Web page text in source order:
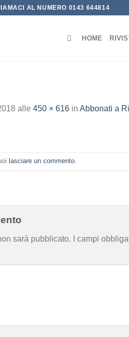
AL NUMERO 0143 644814
HOME
alle 450 × 616 in Abbonati a
lasciare un commento
sarà pubblicato. I campi